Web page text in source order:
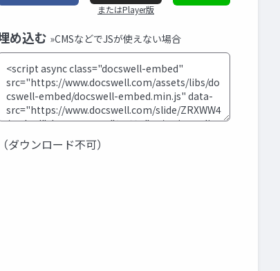
またはPlayer版
め込む »CMSなどでJSが使えない場合
（ダウンロード不可）